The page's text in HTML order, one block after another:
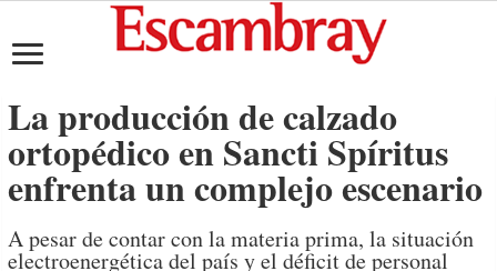
La producción de calzado
ortopédico en Sancti Spíritus
enfrenta un complejo escenario
A pesar de contar con la materia prima, la situación
electroenergética del país y el déficit de personal